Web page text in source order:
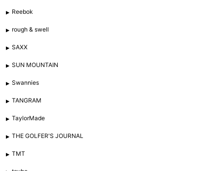
Reebok
rough & swell
SAXX
SUN MOUNTAIN
Swannies
TANGRAM
TaylorMade
THE GOLFER'S JOURNAL
TMT